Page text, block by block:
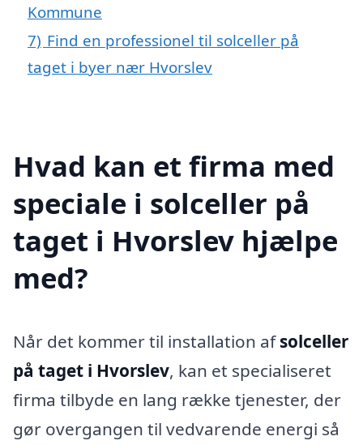
Kommune
7) Find en professionel til solceller på
taget i byer nær Hvorslev
Hvad kan et firma med
speciale i solceller på
taget i Hvorslev hjælpe
med?
Når det kommer til installation afsolceller
på taget i Hvorslev, kan et specialiseret
firma tilbyde en lang række tjenester, der
gør overgangen til vedvarende energi så